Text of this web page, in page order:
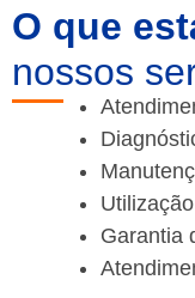
O que
nossos
Garantia